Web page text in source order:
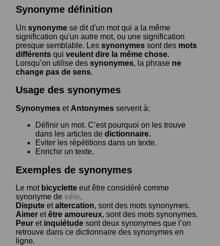
Synonyme définition
Un synonyme se dit d'un mot qui a la même
signification qu'un autre mot, ou une signification
presque semblable. Les synonymes sont des mots
différents qui veulent dire la même chose.
Lorsqu’on utilise des synonymes, la phrase ne
change pas de sens.
Usage des synonymes
Synonymes et Antonymes servent à:
Définir un mot. C’est pourquoi on les trouve
dans les articles de dictionnaire.
Eviter les répétitions dans un texte.
Enrichir un texte.
Exemples de synonymes
Le mot bicyclette eut être considéré comme
synonyme de vélo.
Dispute etaltercation, sont des mots synonymes.
Aimer etêtre amoureux, sont des mots synonymes.
Peur et inquiétude sont deux synonymes que l’on
retrouve dans ce dictionnaire des synonymes en
ligne.